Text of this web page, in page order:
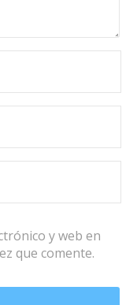
y web en
que comente.